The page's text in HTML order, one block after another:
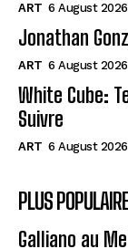
ART 6 August 2026
Jonathan
ART 6 August 2026
White Cube:
Suivre
ART 6 August 2026
PLUS POPULAIRE
Galliano au